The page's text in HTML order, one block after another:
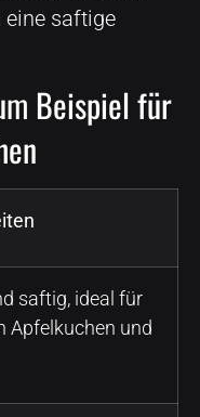
eine saftige
Beispiel für
saftig, ideal für
Apfelkuchen und